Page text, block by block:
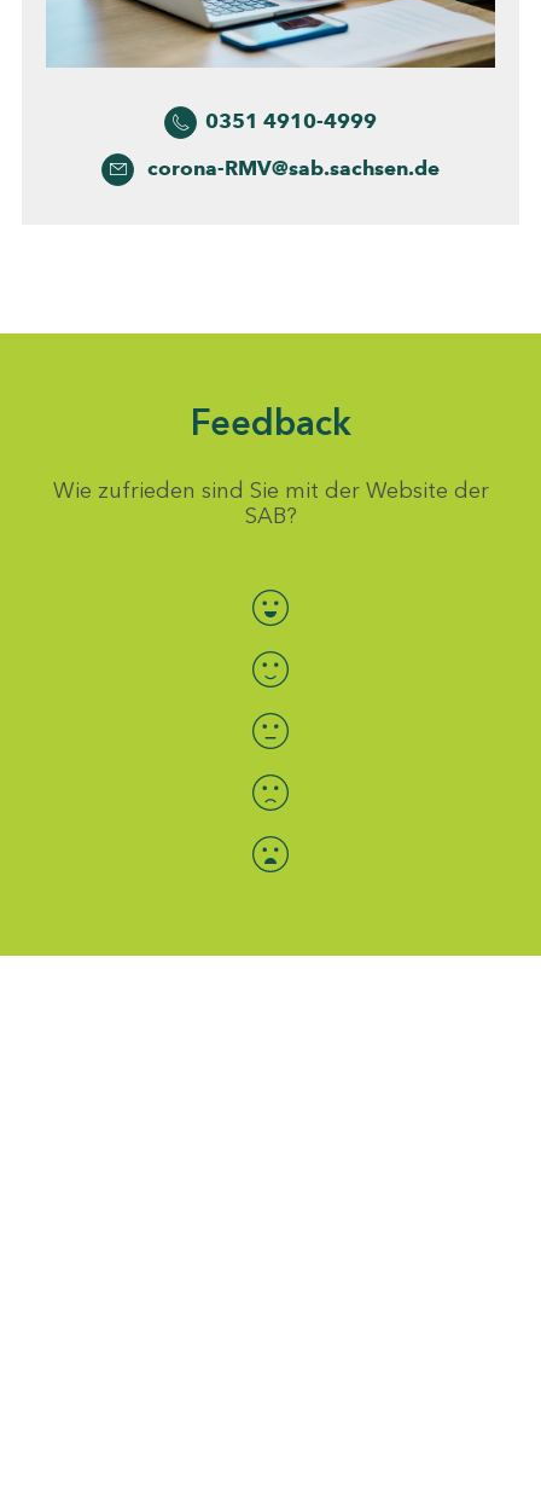
0351 4910-4999
corona-RMV@sab.sachsen.de
Feedback
Wie zufrieden sind Sie mit der Website der
SAB?
Bewertung auswählen